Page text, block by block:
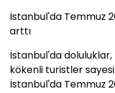
İstanbul'da Temmuz
arttı
İstanbul'da
kökenli turistler
İstanbul'da Temmuz